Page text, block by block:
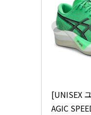
[UNISEX
AGIC